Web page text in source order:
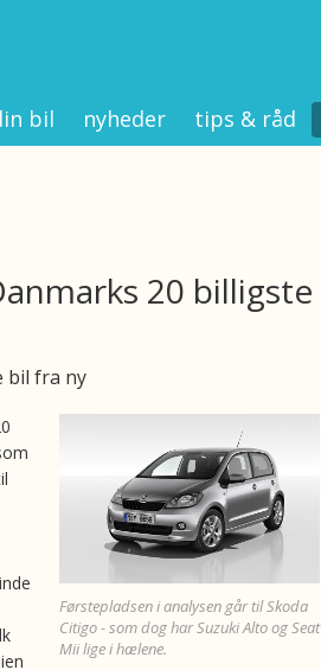
bil nyheder tips & råd
20 billigste
bil fra ny
Førstepladsen i analysen går til Skoda
Citigo - som dog har Suzuki Alto og Seat
Mii lige i hælene.